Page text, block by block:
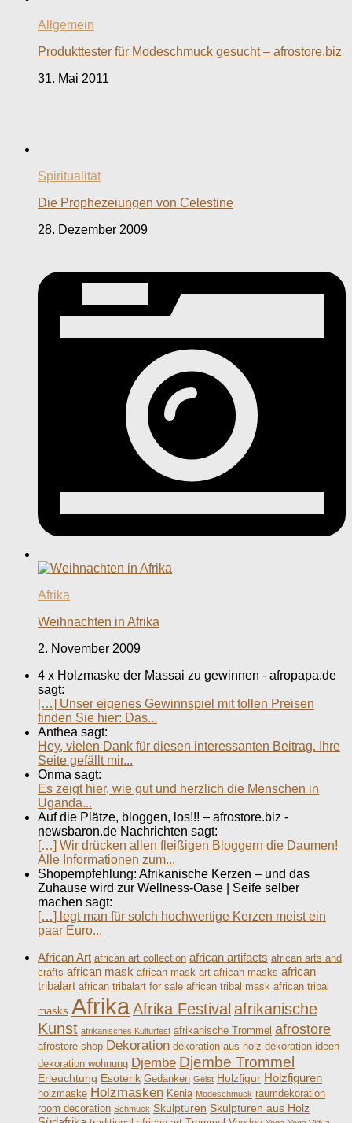
Allgemein
Produkttester für Modeschmuck gesucht – afrostore.biz
31. Mai 2011
Spiritualität
Die Prophezeiungen von Celestine
28. Dezember 2009
Afrika
Weihnachten in Afrika
2. November 2009
4 x Holzmaske der Massai zu gewinnen - afropapa.de
sagt:
[…] Unser eigenes Gewinnspiel mit tollen Preisen
finden Sie hier: Das...
Anthea sagt:
Hey, vielen Dank für diesen interessanten Beitrag. Ihre
Seite gefällt mir...
Onma sagt:
Es zeigt hier, wie gut und herzlich die Menschen in
Uganda...
Auf die Plätze, bloggen, los!!! – afrostore.biz -
newsbaron.de Nachrichten sagt:
[…] Wir drücken allen fleißigen Bloggern die Daumen!
Alle Informationen zum...
Shopempfehlung: Afrikanische Kerzen – und das
Zuhause wird zur Wellness-Oase | Seife selber
machen sagt:
[…] legt man für solch hochwertige Kerzen meist ein
paar Euro...
African Art african art collection african artifacts african arts and
crafts african mask african mask art african masks african
tribalart african tribalart for sale african tribal mask african tribal
masks AfrikaAfrika Festival afrikanische
Kunst afrikanisches Kulturfest afrikanische Trommel afrostore
afrostore shop Dekoration dekoration aus holz dekoration ideen
dekoration wohnung Djembe Djembe Trommel
Erleuchtung Esoterik Gedanken Geist Holzfigur Holzfiguren
holzmaske Holzmasken Kenia Modeschmuck raumdekoration
room decoration Schmuck Skulpturen Skulpturen aus Holz